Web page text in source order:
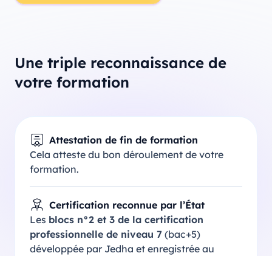
Une triple reconnaissance de
votre formation
Attestation de fin de formation
Cela atteste du bon déroulement de votre
formation.
Certification reconnue par l’État
Les blocs n°2 et 3 de la certification
professionnelle de niveau 7 (bac+5)
développée par Jedha et enregistrée au